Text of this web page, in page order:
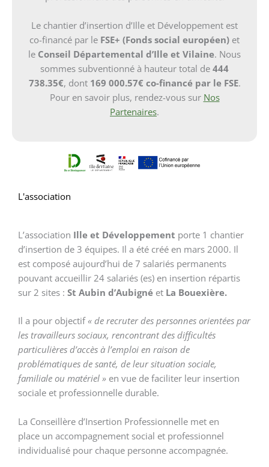
Le chantier d’insertion d’Ille et Développement est
co-financé par le FSE+ (Fonds social européen) et
le Conseil Départemental d’Ille et Vilaine. Nous
sommes subventionné à hauteur total de 444
738.35€, dont 169 000.57€ co-financé par le FSE.
Pour en savoir plus, rendez-vous sur Nos
Partenaires.
L'association
L’association Ille et Développement porte 1 chantier
d’insertion de 3 équipes. Il a été créé en mars 2000. Il
est composé aujourd’hui de 7 salariés permanents
pouvant accueillir 24 salariés (es) en insertion répartis
sur 2 sites : St Aubin d’Aubigné et La Bouexière.
Il a pour objectif« de recruter des personnes orientées par
les travailleurs sociaux, rencontrant des difficultés
particulières d’accès à l’emploi en raison de
problématiques de santé, de leur situation sociale,
familiale ou matériel » en vue de faciliter leur insertion
sociale et professionnelle durable.
La Conseillère d’Insertion Professionnelle met en
place un accompagnement social et professionnel
individualisé pour chaque personne accompagnée.